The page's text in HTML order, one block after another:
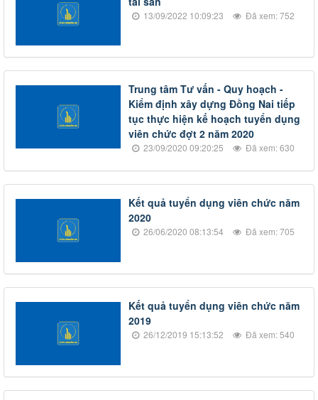
13/09/2022 10:09:23 Đã xem: 752
Trung tâm Tư vấn - Quy hoạch -
Kiểm định xây dựng Đồng Nai tiếp
tục thực hiện kế hoạch tuyển dụng
viên chức đợt 2 năm 2020
23/09/2020 09:20:25 Đã xem: 630
Kết quả tuyển dụng viên chức năm
2020
26/06/2020 08:13:54 Đã xem: 705
Kết quả tuyển dụng viên chức năm
2019
26/12/2019 15:13:52 Đã xem: 540